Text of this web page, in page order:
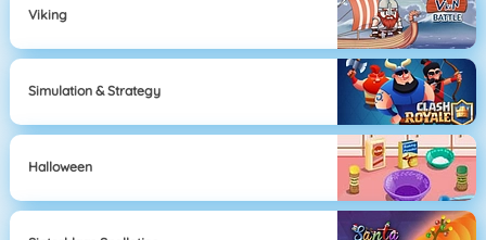
Viking
Simulation & Strategy
Halloween